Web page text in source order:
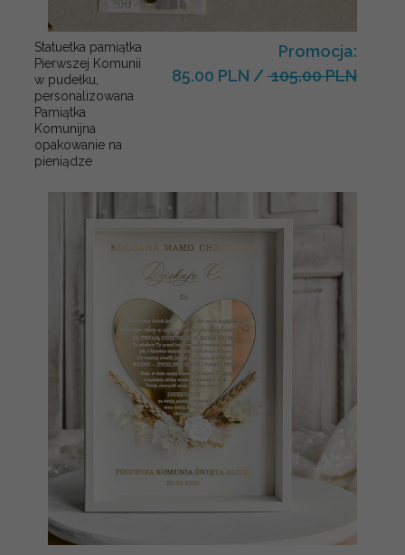
Statuetka pamiątka
Pierwszej Komunii
w pudełku,
personalizowana
Pamiątka
Komunijna
opakowanie na
pieniądze
Promocja:
85.00 PLN / 105.00 PLN